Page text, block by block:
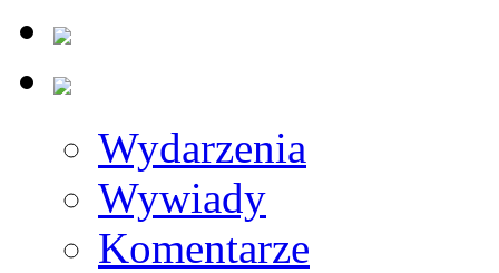
Wydarzenia
Wywiady
Komentarze